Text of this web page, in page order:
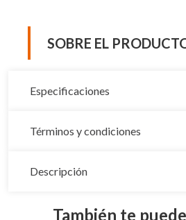
SOBRE EL
Especificaciones
Términos y condiciones
Descripción
También te